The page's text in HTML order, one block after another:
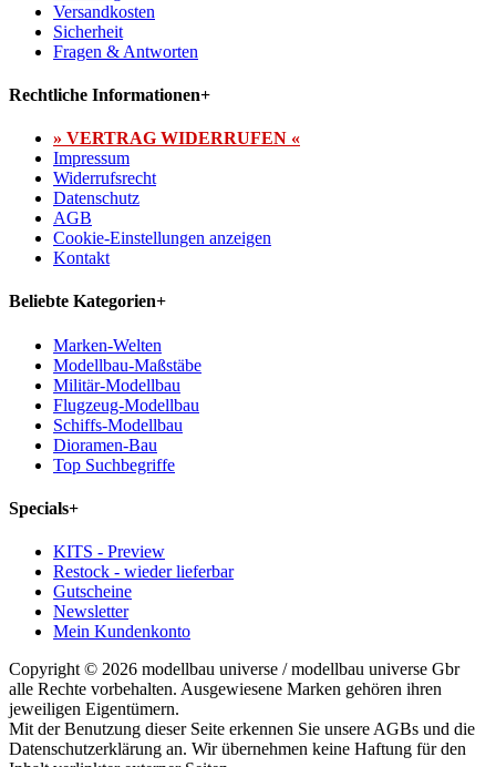
Versandkosten
Sicherheit
Fragen & Antworten
Rechtliche Informationen+
» VERTRAG WIDERRUFEN «
Impressum
Widerrufsrecht
Datenschutz
AGB
Cookie-Einstellungen anzeigen
Kontakt
Beliebte Kategorien+
Marken-Welten
Modellbau-Maßstäbe
Militär-Modellbau
Flugzeug-Modellbau
Schiffs-Modellbau
Dioramen-Bau
Top Suchbegriffe
Specials+
KITS - Preview
Restock - wieder lieferbar
Gutscheine
Newsletter
Mein Kundenkonto
Copyright © 2026 modellbau universe / modellbau universe Gbr
alle Rechte vorbehalten. Ausgewiesene Marken gehören ihren
jeweiligen Eigentümern.
Mit der Benutzung dieser Seite erkennen Sie unsere AGBs und die
Datenschutzerklärung an. Wir übernehmen keine Haftung für den